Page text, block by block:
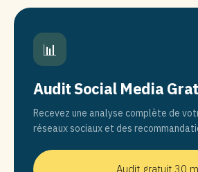
📊
Audit Social Media
Recevez une analyse complète de
réseaux sociaux et des
Audit gratuit 30